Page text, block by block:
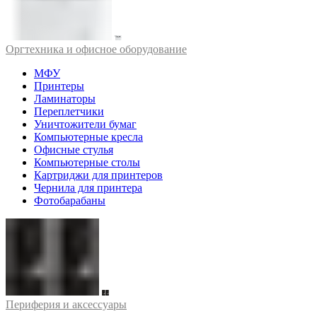
Оргтехника и офисное оборудование
МФУ
Принтеры
Ламинаторы
Переплетчики
Уничтожители бумаг
Компьютерные кресла
Офисные стулья
Компьютерные столы
Картриджи для принтеров
Чернила для принтера
Фотобарабаны
Периферия и аксессуары